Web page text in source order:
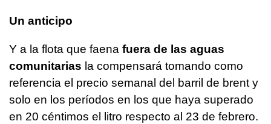
Un anticipo
Y a la flota que faena fuera de las aguas
comunitarias la compensará tomando como
referencia el precio semanal del barril de brent y
solo en los períodos en los que haya superado
en 20 céntimos el litro respecto al 23 de febrero.